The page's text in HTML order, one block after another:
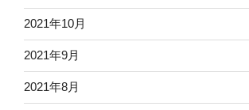
2021年10月
2021年9月
2021年8月